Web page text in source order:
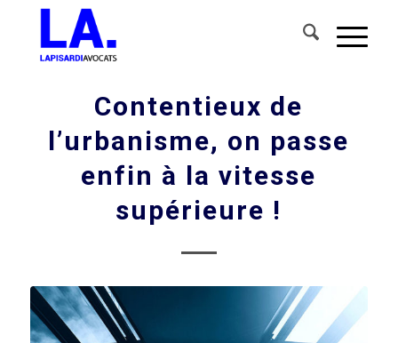
Contentieux de
l’urbanisme, on passe
enfin à la vitesse
supérieure !